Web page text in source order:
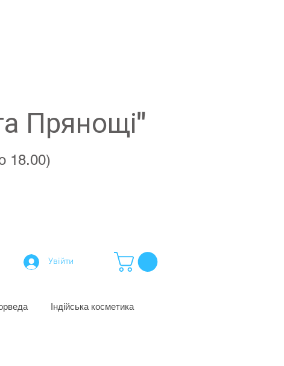
Прянощі"
18.00)
Увійти
Індійська косметика